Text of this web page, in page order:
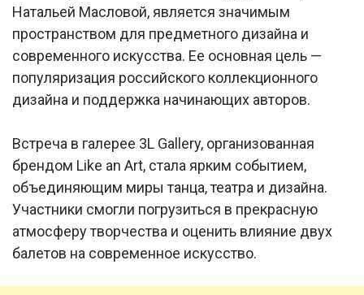
Натальей Масловой, является значимым
пространством для предметного дизайна и
современного искусства. Ее основная цель —
популяризация российского коллекционного
дизайна и поддержка начинающих авторов.
Встреча в галерее 3L Gallery, организованная
брендом Like an Art, стала ярким событием,
объединяющим миры танца, театра и дизайна.
Участники смогли погрузиться в прекрасную
атмосферу творчества и оценить влияние двух
балетов на современное искусство.